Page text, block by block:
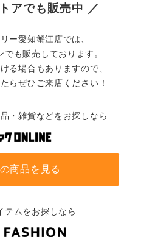
アでも販売中 ／
ー愛知蟹江店では、
も販売しております。
る場合もありますので、
らぜひご来店ください！
・雑貨などをお探しなら
商品を見る
テムをお探しなら